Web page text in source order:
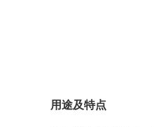
用途及特点